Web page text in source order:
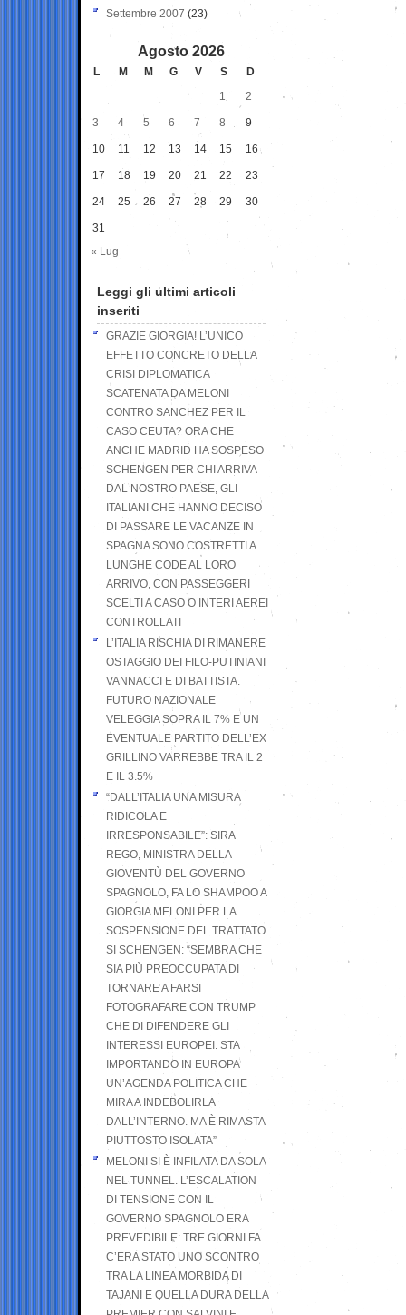
Settembre 2007 (23)
Agosto 2026
L M M G V S
D
1
2
3 4 5 6 7 8 9
10 11 12 13 14 15 16
17 18 19 20 21 22 23
24 25 26 27 28 29 30
31
« Lug
Leggi gli ultimi articoli
inseriti
GRAZIE GIORGIA! L’UNICO
EFFETTO CONCRETO DELLA
CRISI DIPLOMATICA
SCATENATA DA MELONI
CONTRO SANCHEZ PER IL
CASO CEUTA? ORA CHE
ANCHE MADRID HA SOSPESO
SCHENGEN PER CHI ARRIVA
DAL NOSTRO PAESE, GLI
ITALIANI CHE HANNO DECISO
DI PASSARE LE VACANZE IN
SPAGNA SONO COSTRETTI A
LUNGHE CODE AL LORO
ARRIVO, CON PASSEGGERI
SCELTI A CASO O INTERI AEREI
CONTROLLATI
L’ITALIA RISCHIA DI RIMANERE
OSTAGGIO DEI FILO-PUTINIANI
VANNACCI E DI BATTISTA.
FUTURO NAZIONALE
VELEGGIA SOPRA IL 7% E UN
EVENTUALE PARTITO DELL’EX
GRILLINO VARREBBE TRA IL 2
E IL 3.5%
“DALL’ITALIA UNA MISURA
RIDICOLA E
IRRESPONSABILE”: SIRA
REGO, MINISTRA DELLA
GIOVENTÙ DEL GOVERNO
SPAGNOLO, FA LO SHAMPOO A
GIORGIA MELONI PER LA
SOSPENSIONE DEL TRATTATO
SI SCHENGEN: “SEMBRA CHE
SIA PIÙ PREOCCUPATA DI
TORNARE A FARSI
FOTOGRAFARE CON TRUMP
CHE DI DIFENDERE GLI
INTERESSI EUROPEI. STA
IMPORTANDO IN EUROPA
UN’AGENDA POLITICA CHE
MIRA A INDEBOLIRLA
DALL’INTERNO. MA È RIMASTA
PIUTTOSTO ISOLATA”
MELONI SI È INFILATA DA SOLA
NEL TUNNEL. L’ESCALATION
DI TENSIONE CON IL
GOVERNO SPAGNOLO ERA
PREVEDIBILE: TRE GIORNI FA
C’ERA STATO UNO SCONTRO
TRA LA LINEA MORBIDA DI
TAJANI E QUELLA DURA DELLA